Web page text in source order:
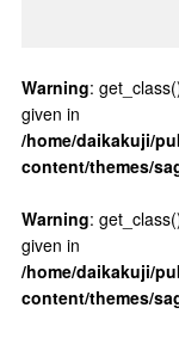
Warning:
given in
/home/daikakuji/
content/themes/
Warning:
given in
/home/daikakuji/
content/themes/